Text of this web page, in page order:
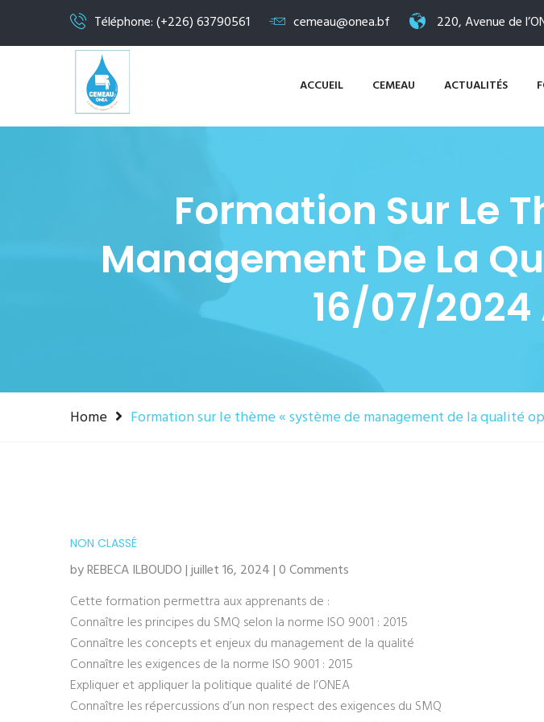
Téléphone: (+226) 63790561 cemeau@onea.bf 220, Avenue de
ACCUEIL CEMEAU ACTUALITÉS
Formation Sur Le
Management De La
16/07/2024
Home Formation sur le thème « système de management de la qualité
NON CLASSÉ
by REBECA ILBOUDO | juillet 16, 2024 | 0 Comments
Cette formation permettra aux apprenants de :
Connaître les principes du SMQ selon la norme ISO 9001 : 2015
Connaître les concepts et enjeux du management de la qualité
Connaître les exigences de la norme ISO 9001 : 2015
Expliquer et appliquer la politique qualité de l’ONEA
Connaître les répercussions d’un non respect des exigences du SMQ